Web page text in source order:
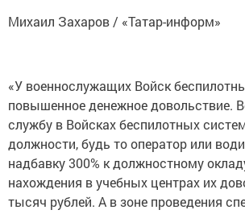
Михаил Захаров / «Татар-информ»
«У военнослужащих Войск
повышенное денежное довольствие.
службу в Войсках беспилотных
должности, будь то оператор или
надбавку 300% к должностному
нахождения в учебных центрах их
тысяч рублей. А в зоне проведения